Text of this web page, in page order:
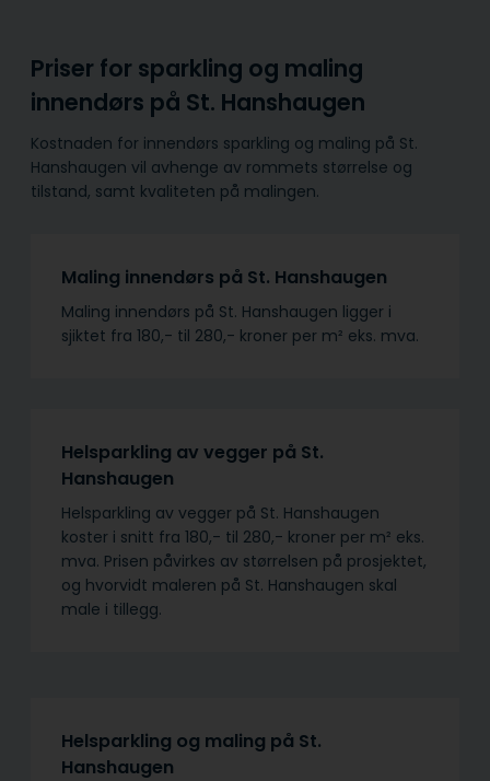
Priser for sparkling og maling
innendørs på St. Hanshaugen
Kostnaden for innendørs sparkling og maling på St.
Hanshaugen vil avhenge av rommets størrelse og
tilstand, samt kvaliteten på malingen.
Maling innendørs på St. Hanshaugen
Maling innendørs på St. Hanshaugen ligger i
sjiktet fra 180,- til 280,- kroner per m² eks. mva.
Helsparkling av vegger på St.
Hanshaugen
Helsparkling av vegger på St. Hanshaugen
koster i snitt fra 180,- til 280,- kroner per m² eks.
mva. Prisen påvirkes av størrelsen på prosjektet,
og hvorvidt maleren på St. Hanshaugen skal
male i tillegg.
Helsparkling og maling på St.
Hanshaugen